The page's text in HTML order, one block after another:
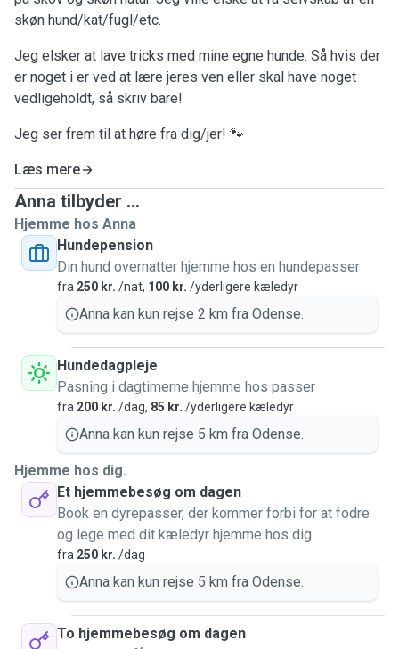
skøn hund/kat/fugl/etc.
Jeg elsker at lave tricks med mine egne hunde. Så hvis der
er noget i er ved at lære jeres ven eller skal have noget
vedligeholdt, så skriv bare!
Jeg ser frem til at høre fra dig/jer! 🐾
Læs mere
Anna tilbyder ...
Hjemme hos Anna
Hundepension
Din hund overnatter hjemme hos en hundepasser
fra 250 kr. /nat, 100 kr. /yderligere kæledyr
Anna kan kun rejse 2 km fra Odense.
Hundedagpleje
Pasning i dagtimerne hjemme hos passer
fra 200 kr. /dag, 85 kr. /yderligere kæledyr
Anna kan kun rejse 5 km fra Odense.
Hjemme hos dig.
Et hjemmebesøg om dagen
Book en dyrepasser, der kommer forbi for at fodre
og lege med dit kæledyr hjemme hos dig.
fra 250 kr. /dag
Anna kan kun rejse 5 km fra Odense.
To hjemmebesøg om dagen